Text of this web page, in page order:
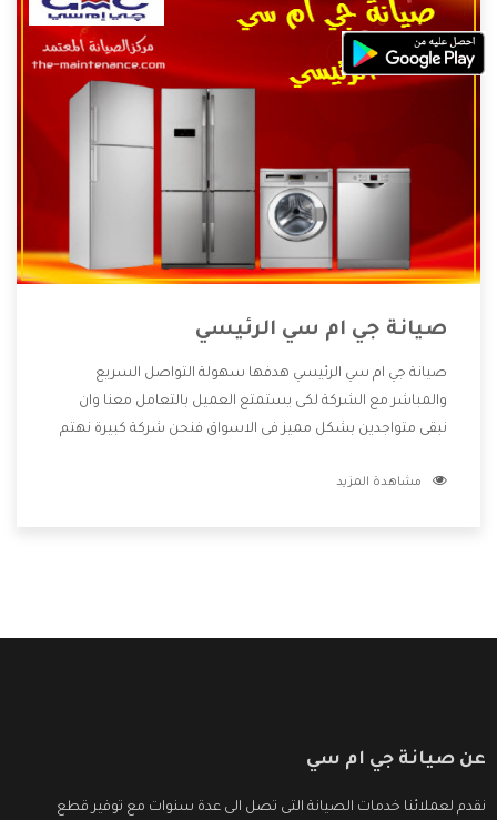
صيانة جي ام سي الرئيسي
صيانة جي ام سي الرئيسي هدفها سهولة التواصل السريع
والمباشر مع الشركة لكى يستمتع العميل بالتعامل معنا وان
نبقى متواجدين بشكل مميز فى الاسواق فنحن شركة كبيرة نهتم
الشركة بها والتى تكون منها خدمة الصيانة التى تكون من أهم
مشاهدة المزيد
عن صيانة جي ام سي
نقدم لعملائنا خدمات الصيانة التى تصل الى عدة سنوات مع توفير قطع